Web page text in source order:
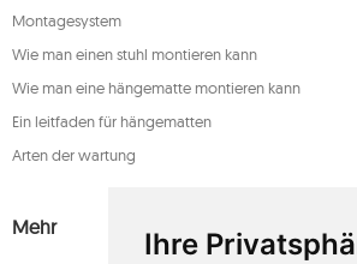
Ihre
Montagesystem
Wie man einen stuhl montieren kann
Wie man eine hängematte montieren kann
Ein leitfaden für hängematten
Arten der wartung
Mehr